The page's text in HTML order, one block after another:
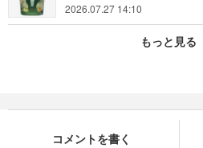
2026.07.27 14:10
もっと見る
コメントを書く